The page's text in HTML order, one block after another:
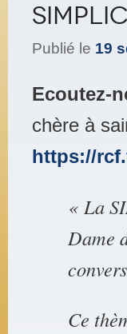
principal
secondaire
Publié le 19
Ecoutez-
chère à
https://
« La
Dame
Ce